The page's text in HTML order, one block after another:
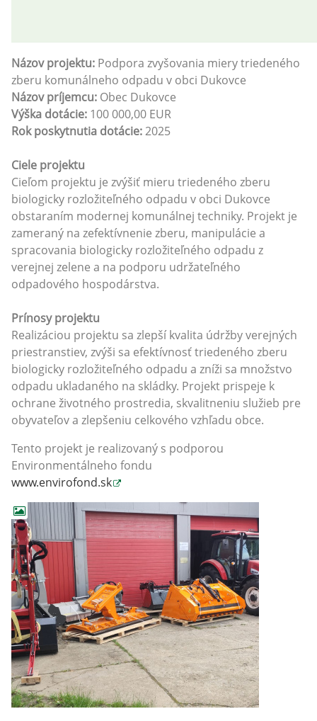
Názov projektu: Podpora zvyšovania miery triedeného
zberu komunálneho odpadu v obci Dukovce
Názov príjemcu: Obec Dukovce
Výška dotácie: 100 000,00 EUR
Rok poskytnutia dotácie:2025
Ciele projektu
Cieľom projektu je zvýšiť mieru triedeného zberu
biologicky rozložiteľného odpadu v obci Dukovce
obstaraním modernej komunálnej techniky. Projekt je
zameraný na zefektívnenie zberu, manipulácie a
spracovania biologicky rozložiteľného odpadu z
verejnej zelene a na podporu udržateľného
odpadového hospodárstva.
Prínosy projektu
Realizáciou projektu sa zlepší kvalita údržby verejných
priestranstiev, zvýši sa efektívnosť triedeného zberu
biologicky rozložiteľného odpadu a zníži sa množstvo
odpadu ukladaného na skládky. Projekt prispeje k
ochrane životného prostredia, skvalitneniu služieb pre
obyvateľov a zlepšeniu celkového vzhľadu obce.
Tento projekt je realizovaný s podporou
Environmentálneho fondu
www.envirofond.sk